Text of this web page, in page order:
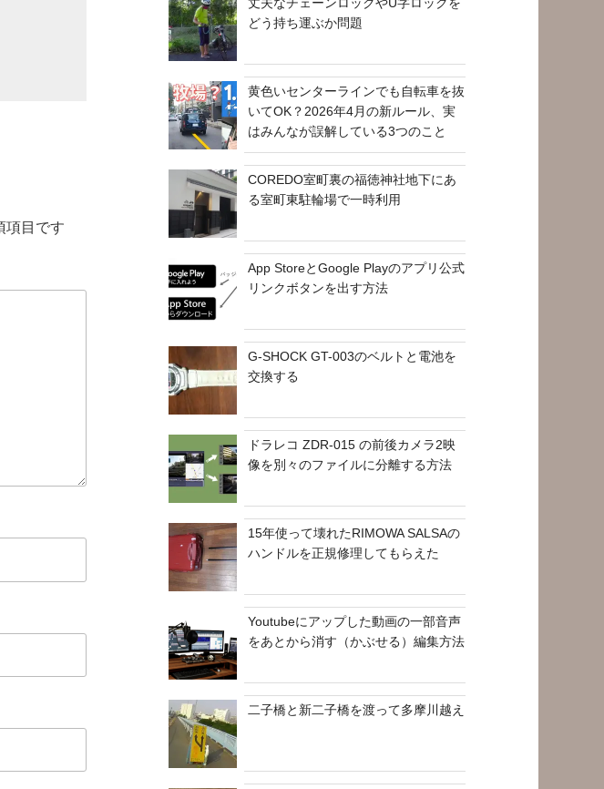
項目です
どう持ち運ぶか問題
黄色いセンターラインでも自転車を抜
いてOK？2026年4月の新ルール、実
はみんなが誤解している3つのこと
COREDO室町裏の福徳神社地下にあ
る室町東駐輪場で一時利用
App StoreとGoogle Playのアプリ公式
リンクボタンを出す方法
G-SHOCK GT-003のベルトと電池を
交換する
ドラレコ ZDR-015 の前後カメラ2映
像を別々のファイルに分離する方法
15年使って壊れたRIMOWA SALSAの
ハンドルを正規修理してもらえた
Youtubeにアップした動画の一部音声
をあとから消す（かぶせる）編集方法
二子橋と新二子橋を渡って多摩川越え